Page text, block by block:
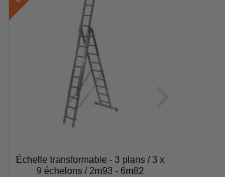
Échelle transformable - 3 plans / 3 x
9 échelons / 2m93 - 6m82